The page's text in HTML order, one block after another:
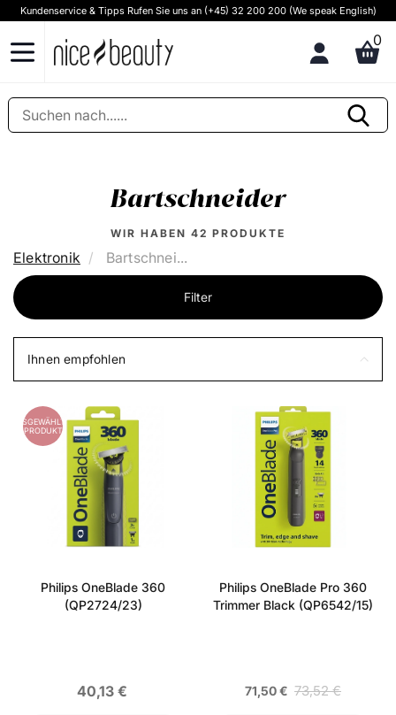
Kundenservice & Tipps Rufen Sie uns an (+45) 32 200 200 (We speak English)
0
Bartschneider
WIR HABEN 42 PRODUKTE
Elektronik Bartschnei...
Filter
Ihnen empfohlen
AUSGEWÄHLTES
PRODUKT
Philips OneBlade 360
(QP2724/23)
40,13 €
Philips OneBlade Pro 360
Trimmer Black (QP6542/15)
71,50 € 73,52 €